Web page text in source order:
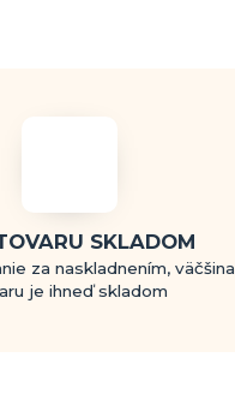
SKLADOM
za naskladnením, väčšina
je ihneď skladom